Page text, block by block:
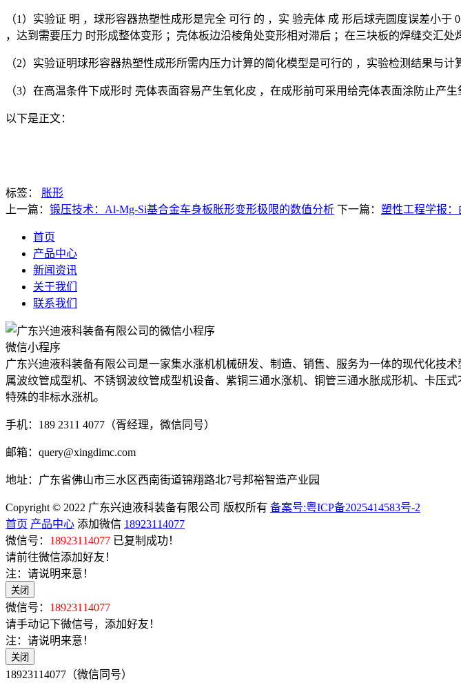
（1）实验证 明 ，球形容器热塑性成形是完全 可行 的 ，实 验壳体 成 形后球壳圆度误差小
，达到需要压力 时形成整体变形 ；壳体板边沿棱角处变形相对滞后 ；在三块板的焊缝交汇
（2）实验证明球形容器热塑性成形所需内压力计算的简化模型是可行的 ，实验检测结果与计
（3）在高温条件下成形时 壳体表面容易产生氧化皮 ，在成形前可采用给壳体表面涂防止产生
以下是正文：
标签： 胀形
上一篇： 锻压技术：Al-Mg-Si基合金车身板胀形变形极限的数值分析 下一篇： 塑性工程学报
首页
产品中心
新闻资讯
关于我们
联系我们
微信小程序
广东兴迪液科装备有限公司是一家集水涨机机械研发、制造、销售、服务为一体的现代化技
属波纹管成型机、不锈钢波纹管成型机设备、紫铜三通水涨机、铜管三通水胀成形机、卡压
特殊的非标水涨机。
手机：189 2311 4077（胥经理，微信同号）
邮箱：query@xingdimc.com
地址：广东省佛山市三水区西南街道锦翔路北7号邦裕智造产业园
Copyright © 2022 广东兴迪液科装备有限公司 版权所有 备案号:粤ICP备2025414583号-2
首页 产品中心 添加微信 18923114077
微信号： 18923114077 已复制成功！
请前往微信添加好友！
注：请说明来意！
关闭
微信号： 18923114077
请手动记下微信号，添加好友！
注：请说明来意！
关闭
18923114077（微信同号）